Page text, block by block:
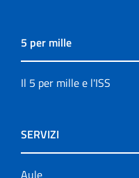
5 per mille
Il 5 per mille e l'ISS
SERVIZI
Aule